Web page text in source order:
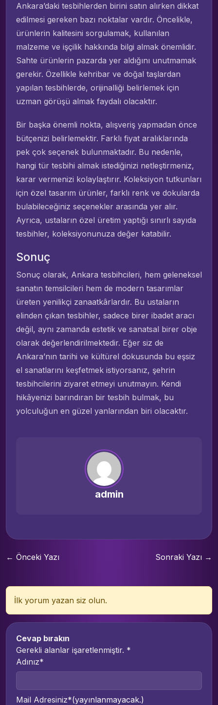
Ankara’daki tesbihlerden birini satın alırken dikkat
edilmesi gereken bazı noktalar vardır. Öncelikle,
ürünlerin kalitesini sorgulamak, kullanılan
malzeme ve işçilik hakkında bilgi almak önemlidir.
Sahte ürünlerin pazarda yer aldığını unutmamak
gerekir. Özellikle kehribar ve doğal taşlardan
yapılan tesbihlerde, orijinalliği belirlemek için
uzman görüşü almak faydalı olacaktır.
Bir başka önemli nokta, alışveriş yapmadan önce
bütçenizi belirlemektir. Farklı fiyat aralıklarında
pek çok seçenek bulunmaktadır. Bu nedenle,
hangi tür tesbihi almak istediğinizi netleştirmeniz,
karar vermenizi kolaylaştırır. Koleksiyon tutkunları
için özel tasarım ürünler, farklı renk ve dokularda
bulabileceğiniz seçenekler arasında yer alır.
Ayrıca, ustaların özel üretim yaptığı sınırlı sayıda
tesbihler, koleksiyonunuza değer katabilir.
Sonuç
Sonuç olarak, Ankara tesbihcileri, hem geleneksel
sanatın temsilcileri hem de modern tasarımlar
üreten yenilikçi zanaatkârlardır. Bu ustaların
elinden çıkan tesbihler, sadece birer ibadet aracı
değil, aynı zamanda estetik ve sanatsal birer obje
olarak değerlendirilmektedir. Eğer siz de
Ankara’nın tarihi ve kültürel dokusunda bu eşsiz
el sanatlarını keşfetmek istiyorsanız, şehrin
tesbihcilerini ziyaret etmeyi unutmayın. Kendi
hikâyenizi barındıran bir tesbih bulmak, bu
yolculuğun en güzel yanlarından biri olacaktır.
admin
← Önceki Yazı Sonraki Yazı →
İlk yorum yazan siz olun.
Cevap bırakın
Gerekli alanlar işaretlenmiştir. *
Adınız*
Mail Adresiniz*(yayınlanmayacak.)